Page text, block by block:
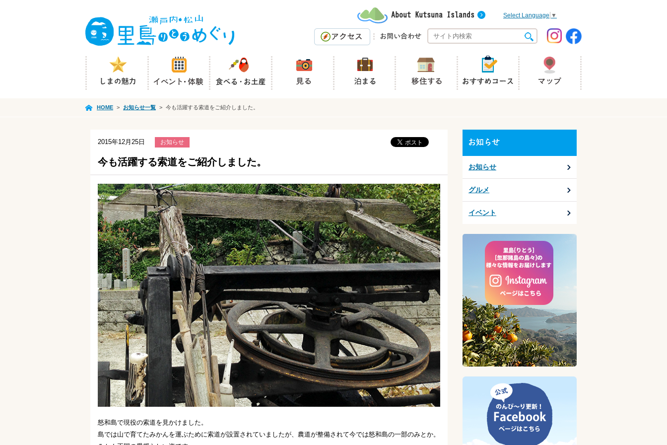
Select Language ▼
HOME > お知らせ一覧 > 今も活躍する索道をご紹介しました。
2015年12月25日 お知らせ
今も活躍する索道をご紹介しました。
怒和島で現役の索道を見かけました。
島では山で育てたみかんを運ぶために索道が設置されていましたが、農道が整備されて今では怒和島の一部のみとか。
お知らせ
グルメ
イベント